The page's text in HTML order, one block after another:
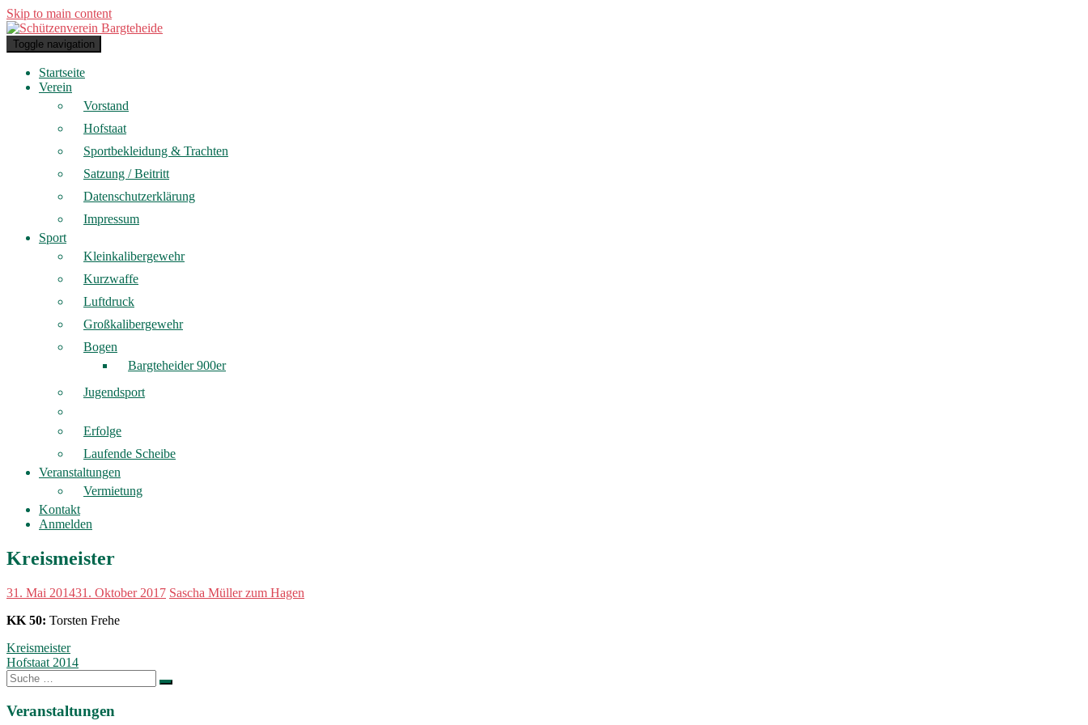
Skip to main content
Toggle navigation
Startseite
Verein
Vorstand
Hofstaat
Sportbekleidung & Trachten
Satzung / Beitritt
Datenschutzerklärung
Impressum
Sport
Kleinkalibergewehr
Kurzwaffe
Luftdruck
Großkalibergewehr
Bogen
Bargteheider 900er
Jugendsport
Erfolge
Laufende Scheibe
Veranstaltungen
Vermietung
Kontakt
Anmelden
Kreismeister
31. Mai 201431. Oktober 2017 Sascha Müller zum Hagen
KK 50: Torsten Frehe
Beitragsnavigation
Kreismeister
Hofstaat 2014
Suche
nach:
Veranstaltungen